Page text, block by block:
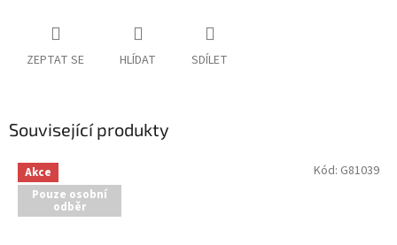
ZEPTAT SE HLÍDAT SDÍLET
Související produkty
Akce
Pouze osobní
odběr
Kód: G81039